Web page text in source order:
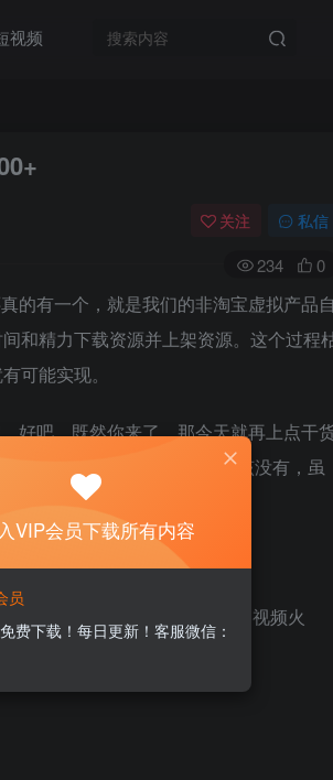
视频
关注 私信
234 0
的有一个，就是我们的非淘宝虚拟产品
和精力下载资源并上架资源。这个过程
可能实现。
好吧，既然你来了，那今天就再上点干
技术！这套 技术，软件里应该没有，虽
益。
以当下电影，小说，综艺，短 视频火
VIP会员下载所有内容
员
费下载！每日更新！客服微信：